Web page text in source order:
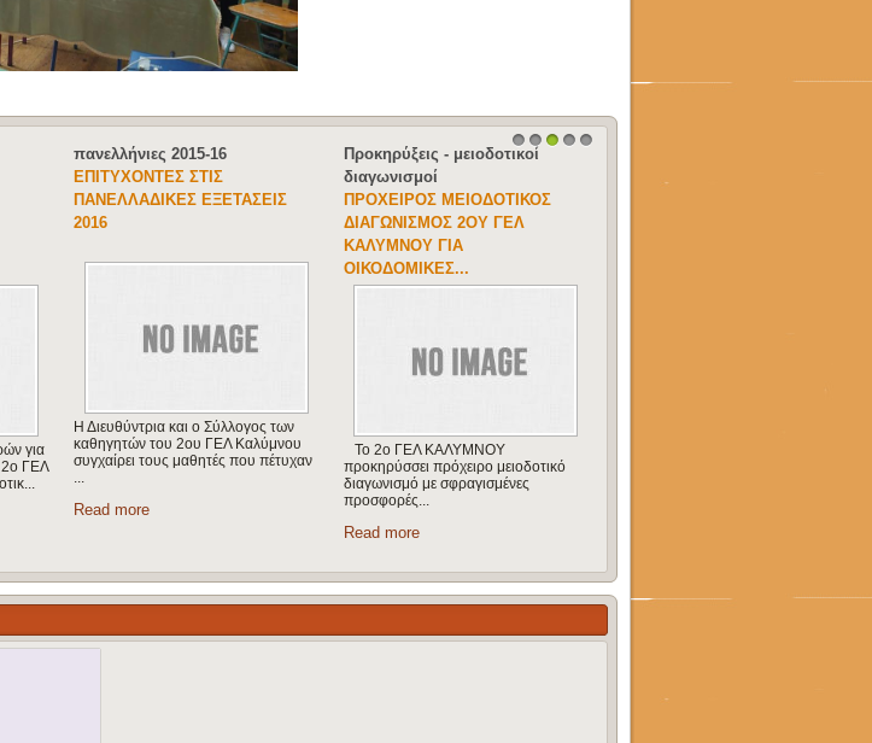
1 2
πανελλήνιες 2016-17
ΠΡΟΘΕΣΜΙΑ ΓΙΑ ΑΣΤΥΝΟΜΙΚΕΣ
ΣΧΟΛΕΣ 2017
ΔΙΚΑΙΟΛΟΓΗΤΙΚΩΝ ΓΙΑ ΤΗ
ΣΥΜΜΕΤΟΧΗ ΥΠΟΨΗΦΙΩΝ ΣΤΙΣ
ΠΡΟΚΑΤΑΡΚΤΙΚΕΣ ΕΞΕΤΑΣΕΙΣ ...
Read more
Uncategorised
ΘΕΡΙΝΌ ΣΧΟΛΕΊΟ ΦΥΣΙΚΉΣ
ΣΤΗΝ ΚΆΛΥΜΝΟ, ΓΙΑ ΜΑΘΗΤΈΣ
ΓΥΜΝΑΣΊΟΥ...
θερινό σχολείο φυσικής στην Κά...
Read more